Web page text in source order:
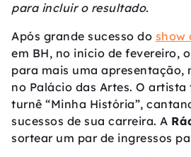
para incluir o resultado.
Após grande sucesso do show
em BH, no início de fevereiro,
para mais uma apresentação,
no Palácio das Artes. O
turnê “Minha História”,
sucessos de sua carreira. A
sortear um par de ingressos